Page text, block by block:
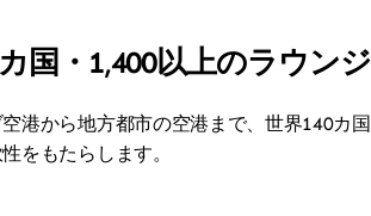
国・1,400以上のラウン
港から地方都市の空港まで、世界140カ
をもたらします。